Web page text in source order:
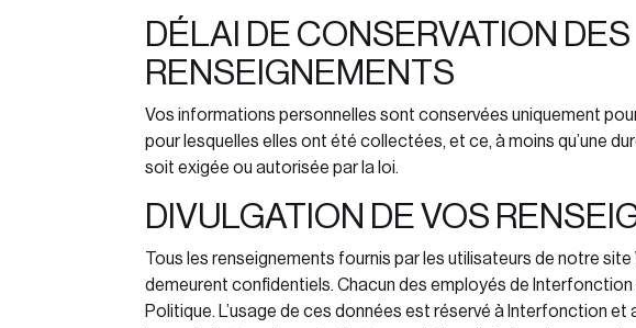
DÉLAI DE CONSERVATION DES
RENSEIGNEMENTS
Vos informations personnelles sont conservées uniquement
pour lesquelles elles ont été collectées, et ce, à moins qu’une
soit exigée ou autorisée par la loi.
DIVULGATION DE VOS
Tous les renseignements fournis par les utilisateurs de notre site
demeurent confidentiels. Chacun des employés de Interfonction
Politique. L’usage de ces données est réservé à Interfonction et